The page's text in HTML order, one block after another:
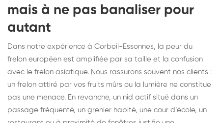
mais à ne pas banaliser pour
autant
Dans notre expérience à Corbeil-Essonnes, la peur du
frelon européen est amplifiée par sa taille et la confusion
avec le frelon asiatique. Nous rassurons souvent nos clients :
un frelon attiré par vos fruits mûrs ou la lumière ne constitue
pas une menace. En revanche, un nid actif situé dans un
passage fréquenté, un grenier habité, une cour d’école, un